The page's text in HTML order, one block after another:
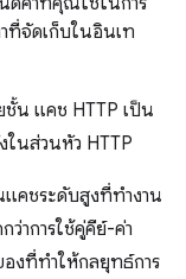
ที่จัดเก็บในอินเท
ชั้น แคช HTTP เป็น
ในส่วนหัว HTTP
แคชระดับสูงที่ทำงาน
าการใช้คู่คีย์-ค่า
องที่ทำให้กลยุทธ์การ